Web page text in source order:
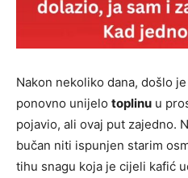
Nakon nekoliko dana, došlo
ponovno unijelo toplinu u
pojavio, ali ovaj put zajedno.
bučan niti ispunjen starim
tihu snagu koja je cijeli kafić